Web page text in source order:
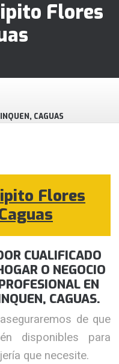
Flores
CAGUAS
Flores
CUALIFICADO
O NEGOCIO
EN
CAGUAS.
de que
disponibles para
que necesite.